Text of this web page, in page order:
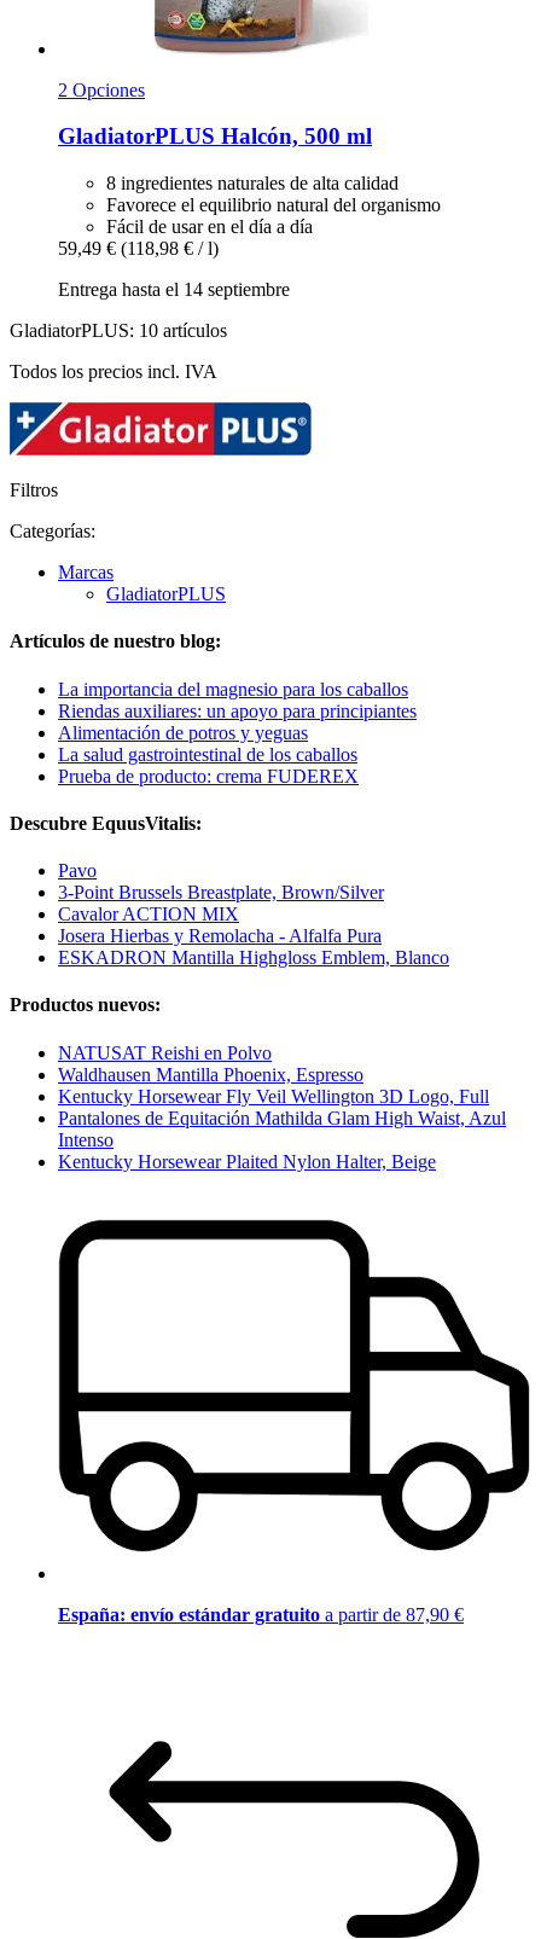
2 Opciones
GladiatorPLUS Halcón, 500 ml
8 ingredientes naturales de alta calidad
Favorece el equilibrio natural del organismo
Fácil de usar en el día a día
59,49 € (118,98 € / l)
Entrega hasta el 14 septiembre
GladiatorPLUS: 10 artículos
Todos los precios incl. IVA
Filtros
Categorías:
Marcas
GladiatorPLUS
Artículos de nuestro blog:
La importancia del magnesio para los caballos
Riendas auxiliares: un apoyo para principiantes
Alimentación de potros y yeguas
La salud gastrointestinal de los caballos
Prueba de producto: crema FUDEREX
Descubre EquusVitalis:
Pavo
3-Point Brussels Breastplate, Brown/Silver
Cavalor ACTION MIX
Josera Hierbas y Remolacha - Alfalfa Pura
ESKADRON Mantilla Highgloss Emblem, Blanco
Productos nuevos:
NATUSAT Reishi en Polvo
Waldhausen Mantilla Phoenix, Espresso
Kentucky Horsewear Fly Veil Wellington 3D Logo, Full
Pantalones de Equitación Mathilda Glam High Waist, Azul
Intenso
Kentucky Horsewear Plaited Nylon Halter, Beige
España: envío estándar gratuito a partir de 87,90 €